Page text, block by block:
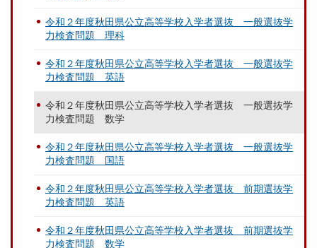
令和２年度秋田県公立高等学校入学者選抜 一般選抜学
力検査問題 理科
令和２年度秋田県公立高等学校入学者選抜 一般選抜学
力検査問題 英語
令和２年度秋田県公立高等学校入学者選抜 一般選抜学
力検査問題 数学
令和２年度秋田県公立高等学校入学者選抜 一般選抜学
力検査問題 国語
令和２年度秋田県公立高等学校入学者選抜 前期選抜学
力検査問題 英語
令和２年度秋田県公立高等学校入学者選抜 前期選抜学
力検査問題 数学